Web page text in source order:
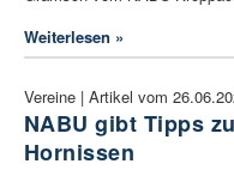
Weiterlesen »
Vereine | Artikel vom
NABU gibt Tipps
Hornissen